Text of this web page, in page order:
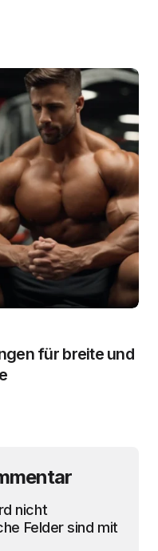
für breite und
nicht
Felder sind mit